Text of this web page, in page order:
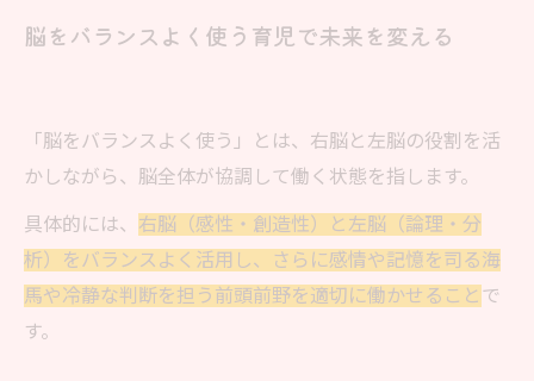
脳をバランスよく使う育児で未来を変える
「脳をバランスよく使う」とは、右脳と左脳の役割を活
かしながら、脳全体が協調して働く状態を指します。
具体的には、 右脳（感性・創造性）と左脳（論理・分
析）をバランスよく活用し、さらに感情や記憶を司る海
馬や冷静な判断を担う前頭前野を適切に働かせること で
す。